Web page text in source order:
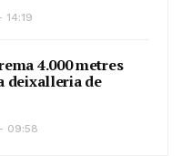
4.000 metres
deixalleria de
09:58